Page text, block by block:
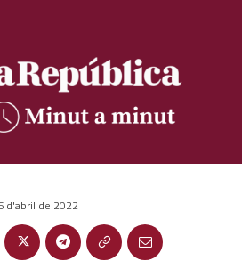
d'abril de 2022